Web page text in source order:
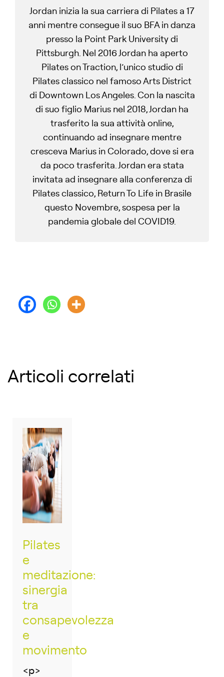
Jordan inizia la sua carriera di Pilates a 17
anni mentre consegue il suo BFA in danza
presso la Point Park University di
Pittsburgh. Nel 2016 Jordan ha aperto
Pilates on Traction, l’unico studio di
Pilates classico nel famoso Arts District
di Downtown Los Angeles. Con la nascita
di suo figlio Marius nel 2018, Jordan ha
trasferito la sua attività online,
continuando ad insegnare mentre
cresceva Marius in Colorado, dove si era
da poco trasferita. Jordan era stata
invitata ad insegnare alla conferenza di
Pilates classico, Return To Life in Brasile
questo Novembre, sospesa per la
pandemia globale del COVID19.
Articoli correlati
Pilates
e
meditazione:
sinergia
tra
consapevolezza
e
movimento
<p>